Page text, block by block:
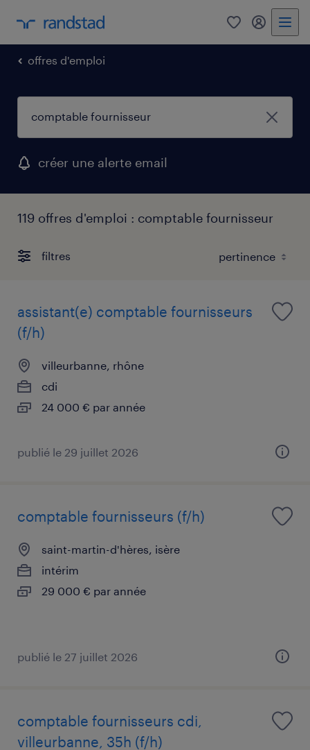
0 mon
offres d'emploi
créer une alerte email
119 offres d'emploi : comptable fournisseur
filtres
assistant(e) comptable fournisseurs
(f/h)
villeurbanne, rhône
cdi
24 000 € par année
publié le 29 juillet 2026
comptable fournisseurs (f/h)
saint-martin-d'hères, isère
intérim
29 000 € par année
publié le 27 juillet 2026
comptable fournisseurs cdi,
villeurbanne, 35h (f/h)